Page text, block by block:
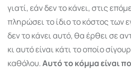
γιατί, εάν δεν το κάνει, στις
πληρώσει το ίδιο το κόστος των
δεν το κάνει αυτό, θα έρθει σε
κι αυτό είναι κάτι το οποίο
καθόλου.Αυτό το κόμμα είναι